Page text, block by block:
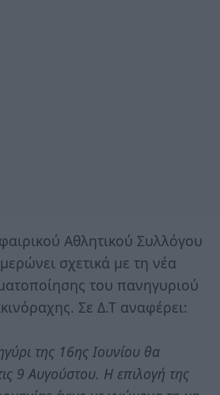
Αθλητικού Συλλόγου
σχετικά με τη νέα
του πανηγυριού
Σε Δ.Τ αναφέρει:
της 16ης Ιουνίου θα
9 Αυγούστου. Η επιλογή της